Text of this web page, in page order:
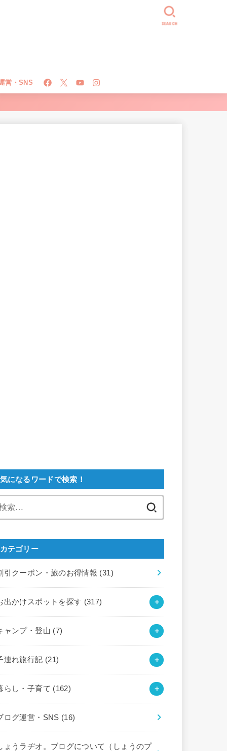
営・SNS
SEARCH
気になるワードで検索！
カテゴリー
引クーポン・旅のお得情報 (31)
出かけスポットを探す (317)
ャンプ・登山 (7)
連れ旅行記 (21)
らし・子育て (162)
ログ運営・SNS (16)
ょうラヂオ。ブログについて（しょうのプ